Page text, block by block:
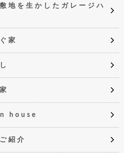
地を生かしたガレージハ
家
house
紹介